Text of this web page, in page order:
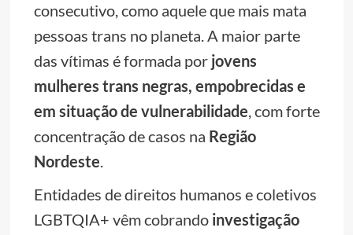
consecutivo, como aquele que mais mata
pessoas trans no planeta. A maior parte
das vítimas é formada por jovens
mulheres trans negras, empobrecidas e
em situação de vulnerabilidade, com forte
concentração de casos na Região
Nordeste.
Entidades de direitos humanos e coletivos
LGBTQIA+ vêm cobrando investigação